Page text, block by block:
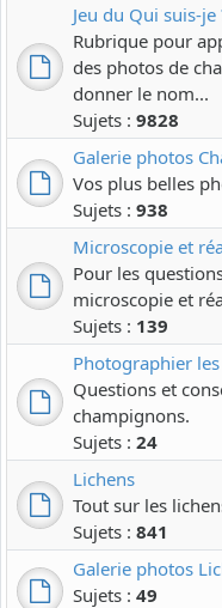
Jeu du Qui suis-je
Rubrique pour
des photos de
donner le nom...
Sujets : 9828
Galerie photos
Vos plus belles
Sujets : 938
Microscopie et
Pour les
microscopie et
Sujets : 139
Photographier
Questions et
champignons.
Sujets : 24
Lichens
Tout sur les
Sujets : 841
Galerie photos
Sujets : 49